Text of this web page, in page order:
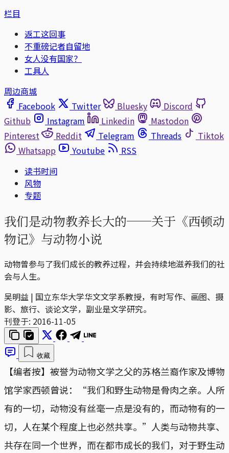
栏目
返工这回事
不重磅记者自留地
女人没有国家？
工具人
周边商城
Facebook
Twitter Bluesky
Discord
Github
Instagram Linkedin
Mastodon
Pinterest
Reddit Telegram Threads
Tiktok
Whatsapp
Youtube
RSS
读书时间
风物
专题
我们是动物教养长大的──关于《西顿动
物记》与动物小说
动物曾参与了我们成长的教养过程，并会持续地滋养我们的社
会与人生。
吴明益 | 国立东华大学华文文学系教授，有时写作、画图、摄
影、旅行、谈论文学，副业是文学研究。
刊登于: 2016-11-05
收藏
【编者按】被誉为动物文学之父的苏格兰裔作家及博物
馆学家西顿曾说：“我们和野生动物是骨肉之亲。人所
有的一切，动物没有丝毫一点是没有的，而动物有的一
切，人在某个程度上也必然共享。”人类与动物共享、
共存在同一个世界，而在都市成长的我们，对于野生动